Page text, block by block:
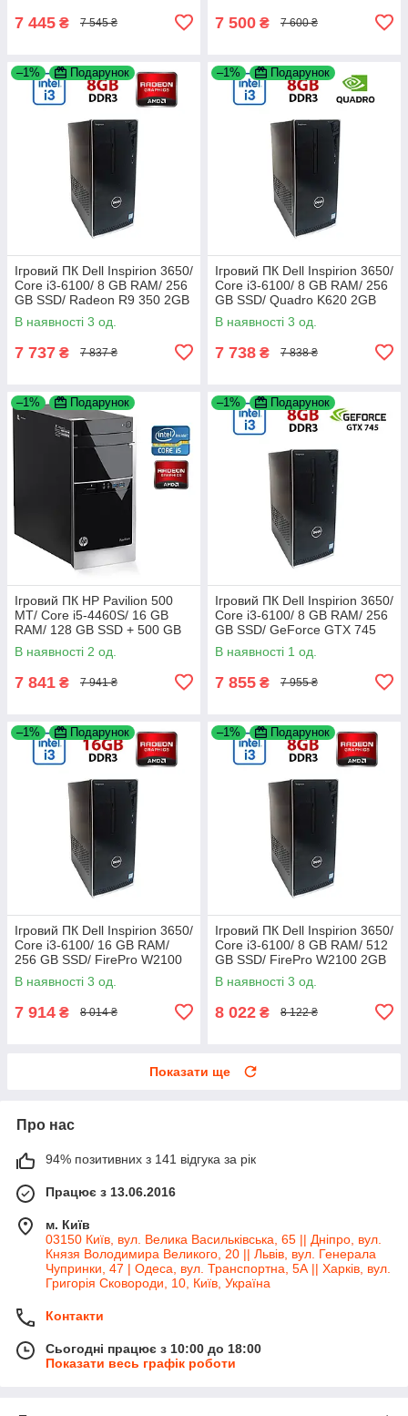
7 445 ₴ 7 545 ₴ 7 500 ₴ 7 600 ₴
–1% Подарунок
Ігровий ПК Dell Inspirion 3650/
Core i3-6100/ 8 GB RAM/ 256
GB SSD/ Radeon R9 350 2GB
В наявності 3 од.
7 737 ₴ 7 837 ₴
–1% Подарунок
Ігровий ПК Dell Inspirion 3650/
Core i3-6100/ 8 GB RAM/ 256
GB SSD/ Quadro K620 2GB
В наявності 3 од.
7 738 ₴ 7 838 ₴
–1% Подарунок
Ігровий ПК HP Pavilion 500
MT/ Core i5-4460S/ 16 GB
RAM/ 128 GB SSD + 500 GB
HDD/ Radeon R7 240 2GB
В наявності 2 од.
7 841 ₴ 7 941 ₴
–1% Подарунок
Ігровий ПК Dell Inspirion 3650/
Core i3-6100/ 8 GB RAM/ 256
GB SSD/ GeForce GTX 745
2GB
В наявності 1 од.
7 855 ₴ 7 955 ₴
–1% Подарунок
Ігровий ПК Dell Inspirion 3650/
Core i3-6100/ 16 GB RAM/
256 GB SSD/ FirePro W2100
2GB
В наявності 3 од.
7 914 ₴ 8 014 ₴
–1% Подарунок
Ігровий ПК Dell Inspirion 3650/
Core i3-6100/ 8 GB RAM/ 512
GB SSD/ FirePro W2100 2GB
В наявності 3 од.
8 022 ₴ 8 122 ₴
Показати ще
Про нас
94% позитивних з 141 відгука за рік
Працює з 13.06.2016
м. Київ
03150 Київ, вул. Велика Васильківська, 65 || Дніпро, вул.
Князя Володимира Великого, 20 || Львів, вул. Генерала
Чупринки, 47 | Одеса, вул. Транспортна, 5А || Харків, вул.
Григорія Сковороди, 10, Київ, Україна
Контакти
Сьогодні працює з 10:00 до 18:00
Показати весь графік роботи